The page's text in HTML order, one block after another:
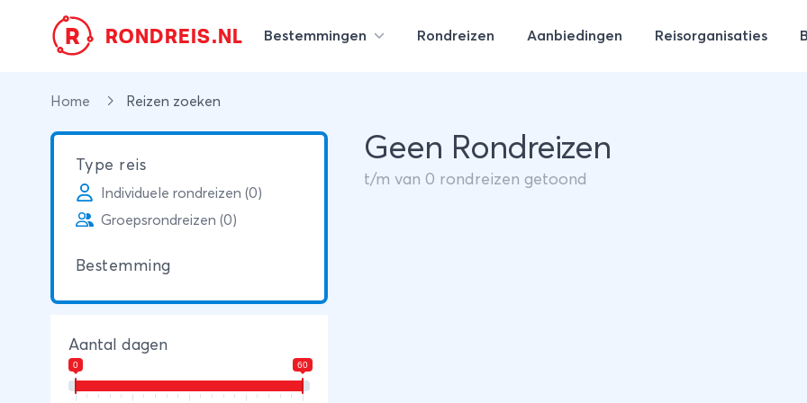
R RONDREIS.NL Bestemmingen Rondreizen Aanbiedingen Reisorganisaties
Home Reizen zoeken
Type reis
Individuele rondreizen (0)
Groepsrondreizen (0)
Bestemming
Aantal dagen
0 60
Geen Rondreizen
t/m van 0 rondreizen getoond